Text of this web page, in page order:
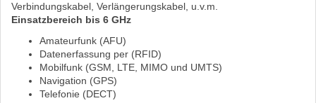
Verbindungskabel, Verlängerungskabel, u.v.m.
Einsatzbereich bis 6 GHz
Amateurfunk (AFU)
Datenerfassung per (RFID)
Mobilfunk (GSM, LTE, MIMO und UMTS)
Navigation (GPS)
Telefonie (DECT)